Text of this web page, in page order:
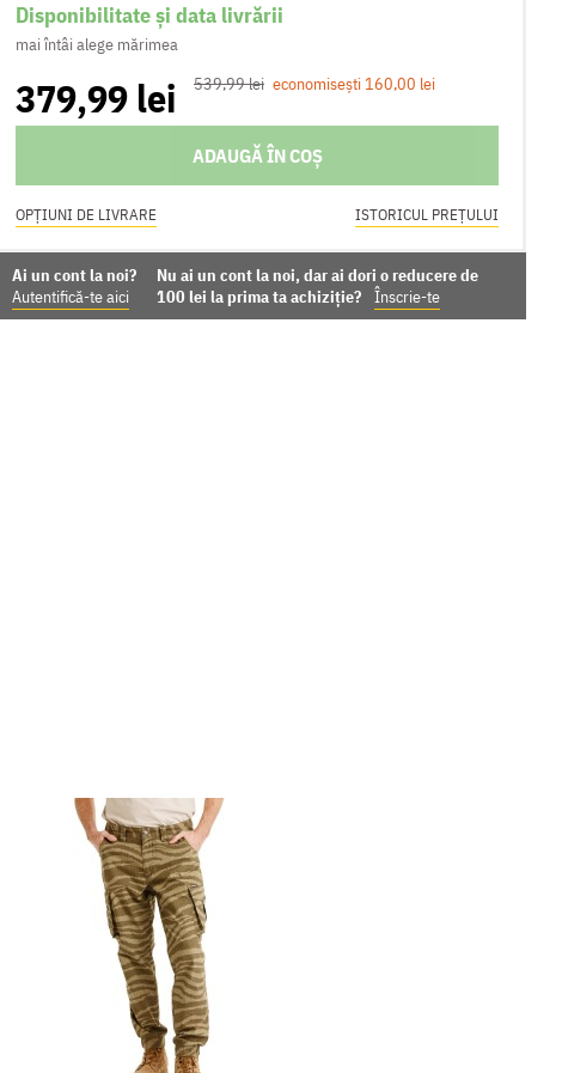
Disponibilitate și data livrării
mai întâi alege mărimea
379,99 lei 539,99 lei economisești 160,00 lei
ADAUGĂ ÎN COȘ
OPȚIUNI DE LIVRARE ISTORICUL PREȚULUI
Ai un cont la noi?
Autentifică-te aici
Nu ai un cont la noi, dar ai dori o reducere de
100 lei la prima ta achiziție?
Înscrie-te